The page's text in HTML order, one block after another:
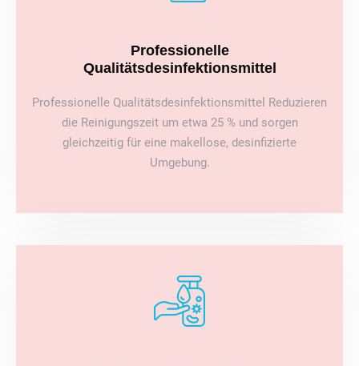
Professionelle
Qualitätsdesinfektionsmittel
Professionelle Qualitätsdesinfektionsmittel Reduzieren
die Reinigungszeit um etwa 25 % und sorgen
gleichzeitig für eine makellose, desinfizierte
Umgebung.